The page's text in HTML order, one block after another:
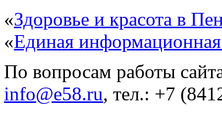
«Здоровье и красота в
«Единая
По вопросам работы
info@e58.ru, тел.: +7